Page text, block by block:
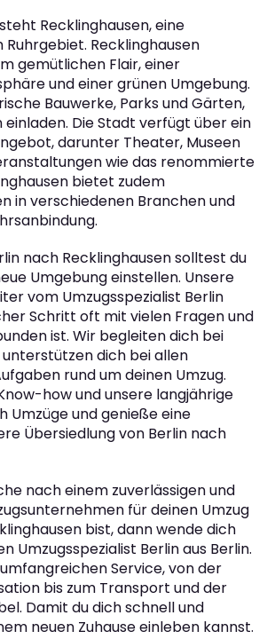
Recklinghausen, eine
Recklinghausen
gemütlichen Flair, einer
und einer grünen Umgebung.
Bauwerke, Parks und Gärten,
einladen. Die Stadt verfügt über ein
darunter Theater, Museen
wie das renommierte
bietet zudem
in verschiedenen Branchen und
nach Recklinghausen solltest du
Umgebung einstellen. Unsere
vom Umzugsspezialist Berlin
Schritt oft mit vielen Fragen und
ist. Wir begleiten dich bei
unterstützen dich bei allen
rund um deinen Umzug.
how und unsere langjährige
Umzüge und genieße eine
Übersiedlung von Berlin nach
nach einem zuverlässigen und
für deinen Umzug
bist, dann wende dich
Umzugsspezialist Berlin aus Berlin.
Service, von der
bis zum Transport und der
Damit du dich schnell und
neuen Zuhause einleben kannst.